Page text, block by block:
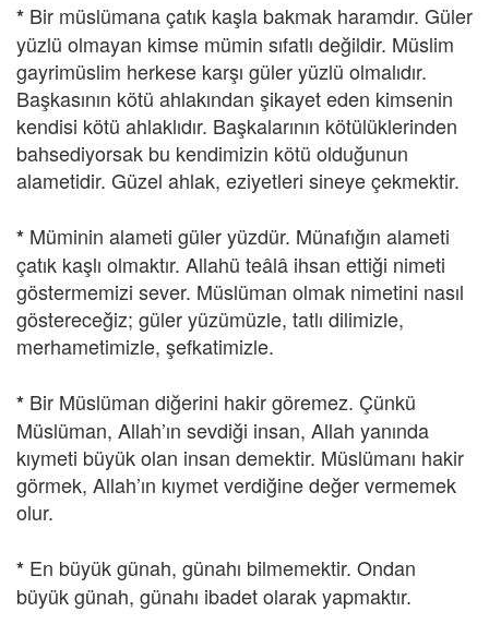
* Bir müslümana çatık kaşla bakmak haramdır. Güler
yüzlü olmayan kimse mümin sıfatlı değildir. Müslim
gayrimüslim herkese karşı güler yüzlü olmalıdır.
Başkasının kötü ahlakından şikayet eden kimsenin
kendisi kötü ahlaklıdır. Başkalarının kötülüklerinden
bahsediyorsak bu kendimizin kötü olduğunun
alametidir. Güzel ahlak, eziyetleri sineye çekmektir.
* Müminin alameti güler yüzdür. Münafığın alameti
çatık kaşlı olmaktır. Allahü teâlâ ihsan ettiği nimeti
göstermemizi sever. Müslüman olmak nimetini nasıl
göstereceğiz; güler yüzümüzle, tatlı dilimizle,
merhametimizle, şefkatimizle.
* Bir Müslüman diğerini hakir göremez. Çünkü
Müslüman, Allah’ın sevdiği insan, Allah yanında
kıymeti büyük olan insan demektir. Müslümanı hakir
görmek, Allah’ın kıymet verdiğine değer vermemek
olur.
* En büyük günah, günahı bilmemektir. Ondan
büyük günah, günahı ibadet olarak yapmaktır.